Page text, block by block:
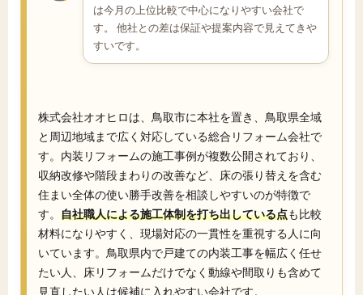
は今月の上位比較で中心になりやすい会社で
す。 他社との差は保証や提案内容で見えてきや
すいです。
株式会社オオヒロは、鳥取市に本社を置き、鳥取県全域
と周辺地域まで広く対応している総合リフォーム会社で
す。内装リフォームの施工事例が複数公開されており、
収納改修や階段まわりの改善など、床の張り替えを含む
住まい全体の使い勝手改善を相談しやすいのが特徴で
す。 自社職人による施工体制を打ち出している点も比較
材料になりやすく、現場対応の一貫性を重視する人に向
いています。鳥取県内で戸建ての内装工事を幅広く任せ
たい人、床リフォームだけでなく動線や間取りも含めて
見直したい人は候補に入れやすい会社です。